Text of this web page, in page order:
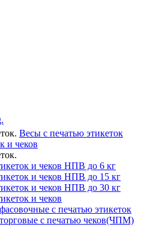
Весы с печатью этикеток
и чеков
и чеков НПВ до 6 кг
и чеков НПВ до 15 кг
и чеков НПВ до 30 кг
и чеков
с печатью этикеток
с печатью чеков(ЧПМ)